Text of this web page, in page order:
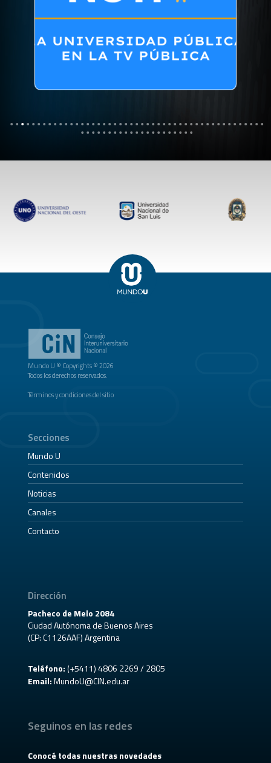
Mundo U ® Copyrights © 2026
Todos los derechos reservados.
Términos y condiciones del sitio
Secciones
Mundo U
Contenidos
Noticias
Canales
Contacto
Dirección
Pacheco de Melo 2084
Ciudad Autónoma de Buenos Aires
(CP: C1126AAF) Argentina
Teléfono:(+5411) 4806 2269 / 2805
Email: MundoU@CIN.edu.ar
Seguinos en las redes
Conocé todas nuestras novedades